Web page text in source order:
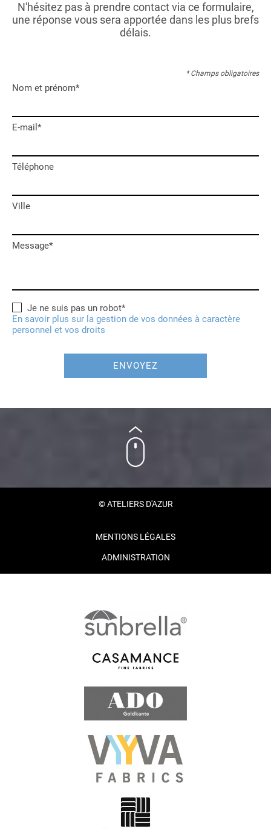
N'hésitez pas à prendre contact via ce formulaire,
une réponse vous sera apportée dans les plus brefs
délais.
* Champs obligatoires
Nom et prénom*
E-mail*
Téléphone
Ville
Message*
Je ne suis pas un robot*
En savoir plus sur la gestion de vos données à caractère
personnel et vos droits
ENVOYEZ
© ATELIERS D'AZUR
MENTIONS LÉGALES
ADMINISTRATION